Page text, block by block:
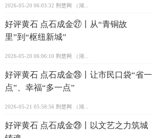
2026-05-20 06:03:32 荆楚网 ​（湖...
好评黄石 点石成金㉗丨从“青铜故
里”到“枢纽新城”
2026-05-20 06:06:10 荆楚网 ​（湖...
好评黄石 点石成金㉘丨让市民口袋“省一
点”、幸福“多一点”
2026-05-21 05:58:56 荆楚网 ​（湖...
好评黄石 点石成金㉙丨以文艺之力筑城